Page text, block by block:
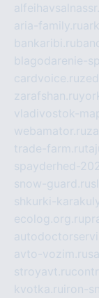
aria-family.ru
bankaribi.ru
blagodarenie-
cardvoice.ru
zarafshan.ru
vladivostok-
webamator.ru
trade-farm.ru
spayderhed-
snow-guard.ru
shkurki-
ecolog.org.ru
avto-vozim.ru
stroyavt.ru
kvotka.ru iron-